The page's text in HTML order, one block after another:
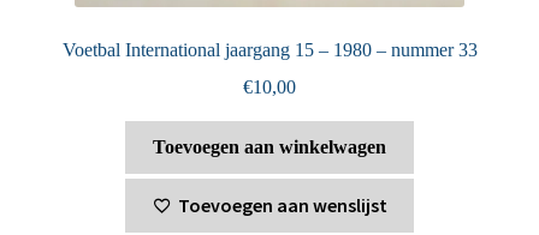
Voetbal International jaargang 15 – 1980 – nummer 33
€10,00
Toevoegen aan winkelwagen
Toevoegen aan wenslijst